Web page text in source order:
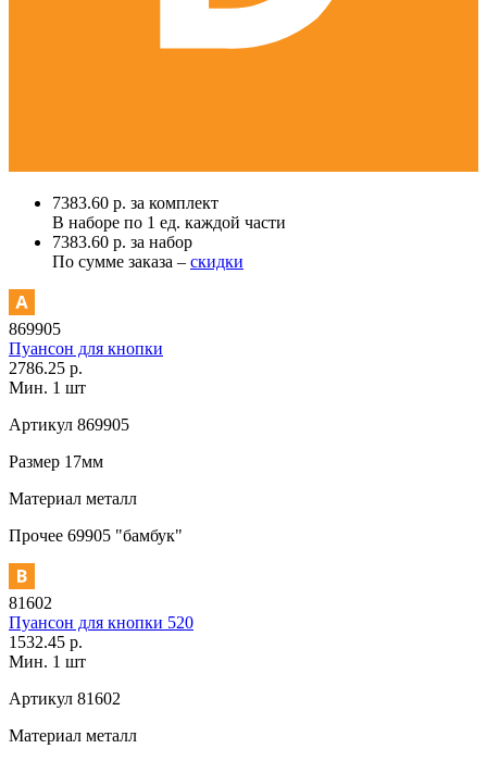
7383.60 р. за комплект
В наборе по 1 ед. каждой части
7383.60 р. за набор
По сумме заказа – скидки
869905
Пуансон для кнопки
2786.25 р.
Мин. 1 шт
Артикул 869905
Размер 17мм
Материал металл
Прочее 69905 "бамбук"
81602
Пуансон для кнопки 520
1532.45 р.
Мин. 1 шт
Артикул 81602
Материал металл